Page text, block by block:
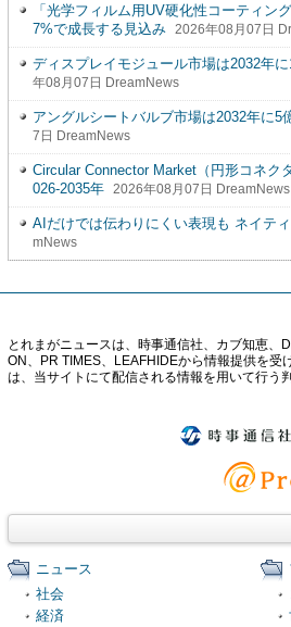
「光学フィルム用UV硬化性コーティン
7%で成長する見込み
2026年08月07日
ディスプレイモジュール市場は2032年
年08月07日 DreamNews
アングルシートバルブ市場は2032年に5
7日 DreamNews
Circular Connector Market（円形コネク
026-2035年
2026年08月07日 DreamNews
AIだけでは伝わりにくい表現も ネイテ
mNews
とれまがニュースは、時事通信社、カブ知恵
ON、PR TIMES、LEAFHIDEから情報提供を
は、当サイトにて配信される情報を用いて行う
ニュース
社会
経済